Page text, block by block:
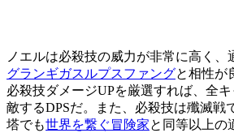
ノエルは必殺技の威力が非常に高く、
グランギガスルプスファングと相性が
必殺技ダメージUPを厳選すれば、全
敵するDPSだ。また、必殺技は殲滅戦
塔でも世界を繋ぐ冒険家と同等以上の